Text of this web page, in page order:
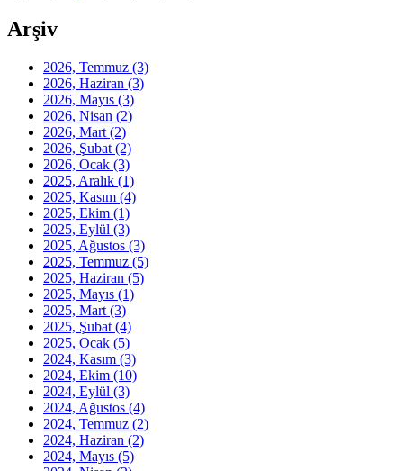
Arşiv
2026, Temmuz (3)
2026, Haziran (3)
2026, Mayıs (3)
2026, Nisan (2)
2026, Mart (2)
2026, Şubat (2)
2026, Ocak (3)
2025, Aralık (1)
2025, Kasım (4)
2025, Ekim (1)
2025, Eylül (3)
2025, Ağustos (3)
2025, Temmuz (5)
2025, Haziran (5)
2025, Mayıs (1)
2025, Mart (3)
2025, Şubat (4)
2025, Ocak (5)
2024, Kasım (3)
2024, Ekim (10)
2024, Eylül (3)
2024, Ağustos (4)
2024, Temmuz (2)
2024, Haziran (2)
2024, Mayıs (5)